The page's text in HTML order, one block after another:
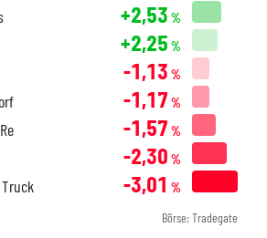
+2,53 %
+2,25 %
-1,13 %
-1,17 %
-1,57 %
-2,30 %
-3,01 %
Börse: Tradegate